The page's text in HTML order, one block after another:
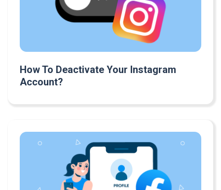
How To Deactivate Your Instagram
Account?